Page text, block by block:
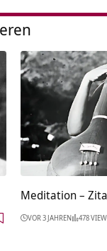
Meditation –
VOR 3 JAHREN 478